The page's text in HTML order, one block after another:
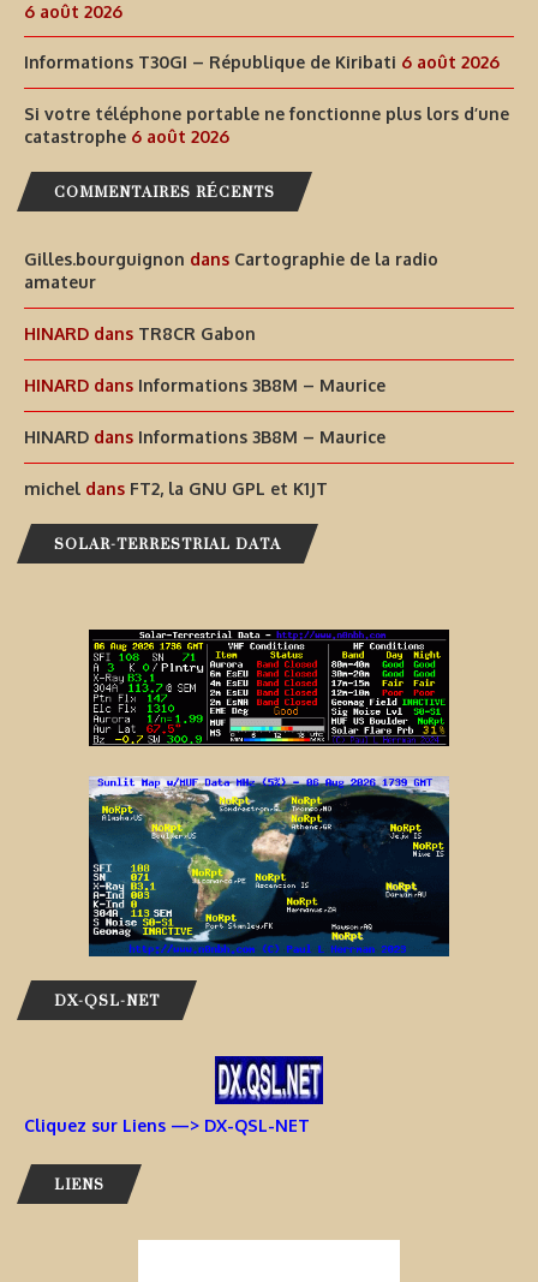
6 août 2026
Informations T30GI – République de Kiribati 6 août 2026
Si votre téléphone portable ne fonctionne plus lors d’une
catastrophe 6 août 2026
COMMENTAIRES RÉCENTS
Gilles.bourguignon dans Cartographie de la radio
amateur
HINARD dans TR8CR Gabon
HINARD dans Informations 3B8M – Maurice
HINARD dans Informations 3B8M – Maurice
michel dans FT2, la GNU GPL et K1JT
SOLAR-TERRESTRIAL DATA
DX-QSL-NET
Cliquez sur Liens —> DX-QSL-NET
LIENS